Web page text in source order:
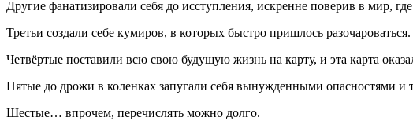
Другие фанатизировали себя до исступления, искренне поверив в мир,
Третьи создали себе кумиров, в которых быстро пришлось разочароваться.
Четвёртые поставили всю свою будущую жизнь на карту, и эта карта
Пятые до дрожи в коленках запугали себя вынужденными опасностями
Шестые… впрочем, перечислять можно долго.